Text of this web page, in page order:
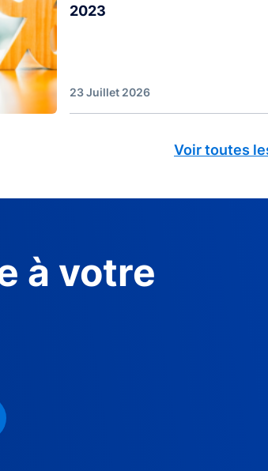
2023
23 Juillet 2026
Voir toutes
à votre